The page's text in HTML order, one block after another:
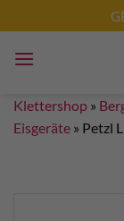
Inhalt
springen
Klettershop »
Eisgeräte » Petzl